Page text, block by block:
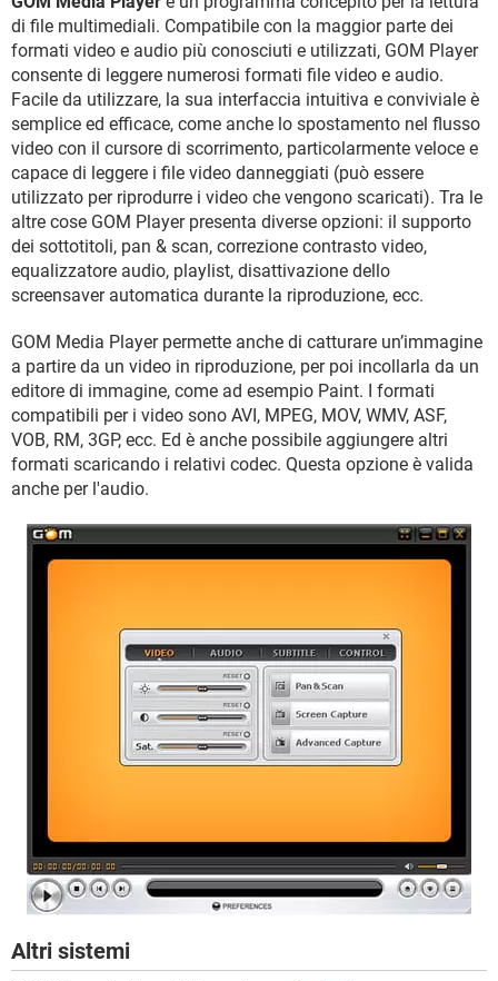
TIKTOK FACEBOOK
HARDWARE
di file multimediali. Compatibile con la maggior parte dei
formati video e audio più conosciuti e utilizzati, GOM Player
consente di leggere numerosi formati file video e audio.
Facile da utilizzare, la sua interfaccia intuitiva e conviviale è
semplice ed efficace, come anche lo spostamento nel flusso
video con il cursore di scorrimento, particolarmente veloce e
capace di leggere i file video danneggiati (può essere
utilizzato per riprodurre i video che vengono scaricati). Tra le
altre cose GOM Player presenta diverse opzioni: il supporto
dei sottotitoli, pan & scan, correzione contrasto video,
equalizzatore audio, playlist, disattivazione dello
screensaver automatica durante la riproduzione, ecc.
GOM Media Player permette anche di catturare un’immagine
a partire da un video in riproduzione, per poi incollarla da un
editore di immagine, come ad esempio Paint. I formati
compatibili per i video sono AVI, MPEG, MOV, WMV, ASF,
VOB, RM, 3GP, ecc. Ed è anche possibile aggiungere altri
formati scaricando i relativi codec. Questa opzione è valida
anche per l'audio.
Altri sistemi